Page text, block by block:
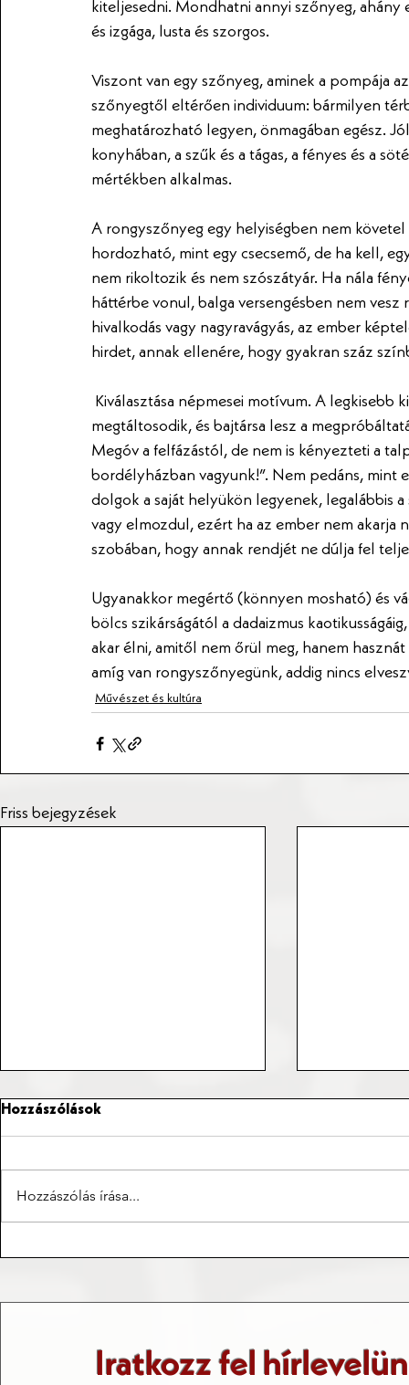
kiteljesedni. Mondhatni annyi szőnyeg, ahány
és izgága, lusta és szorgos.
Viszont van egy szőnyeg, aminek a pompája
szőnyegtől eltérően individuum: bármilyen
meghatározható legyen, önmagában egész.
konyhában, a szűk és a tágas, a fényes és a
mértékben alkalmas.
A rongyszőnyeg egy helyiségben nem
hordozható, mint egy csecsemő, de ha kell,
nem rikoltozik és nem szószátyár. Ha nála
háttérbe vonul, balga versengésben nem
hivalkodás vagy nagyravágyás, az ember
hirdet, annak ellenére, hogy gyakran száz
megtáltosodik, és bajtársa lesz a
Megóv a felfázástól, de nem is kényezteti a
bordélyházban vagyunk!”. Nem pedáns, mint
dolgok a saját helyükön legyenek, legalábbis
vagy elmozdul, ezért ha az ember nem
szobában, hogy annak rendjét ne dúlja fel
Ugyanakkor megértő (könnyen mosható) és
bölcs szikárságától a dadaizmus
akar élni, amitől nem őrül meg, hanem
amíg van rongyszőnyegünk, addig nincs
Művészet és kultúra
Friss bejegyzések
Hozzászólások
Hozzászólás írása...
Iratkozz fel